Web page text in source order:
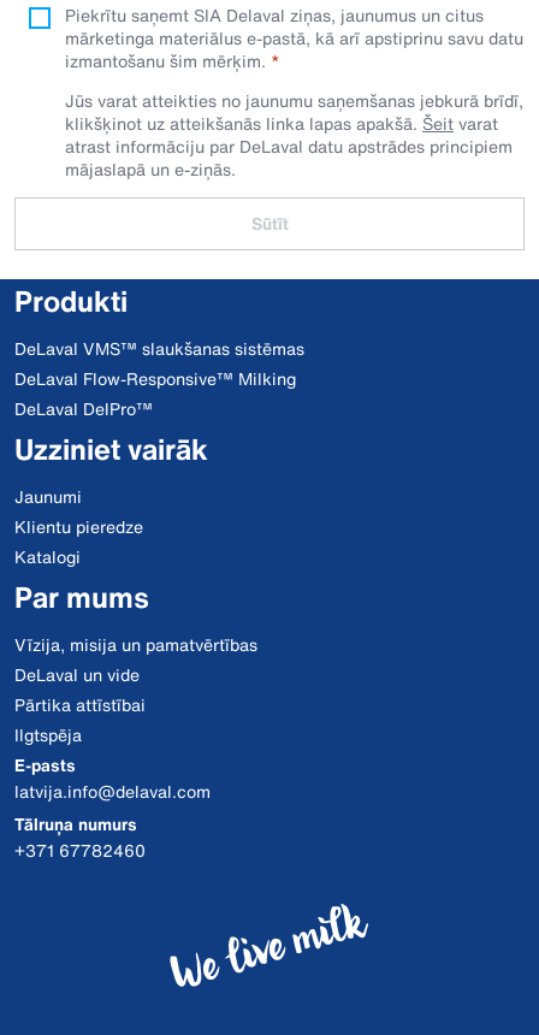
Piekrītu saņemt SIA Delaval ziņas, jaunumus un citus
mārketinga materiālus e-pastā, kā arī apstiprinu savu datu
izmantošanu šim mērķim.
Jūs varat atteikties no jaunumu saņemšanas jebkurā brīdī,
klikšķinot uz atteikšanās linka lapas apakšā. Šeitvarat
atrast informāciju par DeLaval datu apstrādes principiem
mājaslapā un e-ziņās.
Sūtīt
Produkti
DeLaval VMS™ slaukšanas sistēmas
DeLaval Flow-Responsive™ Milking
DeLaval DelPro™
Uzziniet vairāk
Jaunumi
Klientu pieredze
Katalogi
Par mums
Vīzija, misija un pamatvērtības
DeLaval un vide
Pārtika attīstībai
Ilgtspēja
E-pasts
latvija.info@delaval.com
Tālruņa numurs
+371 67782460